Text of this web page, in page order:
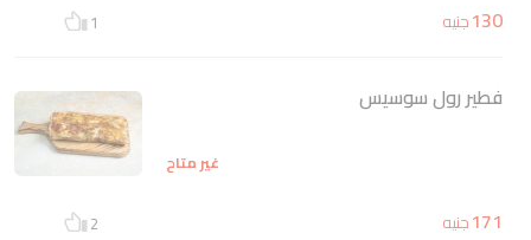
130جنيه 1
فطير رول سوسيس
غير متاح
171جنيه 2